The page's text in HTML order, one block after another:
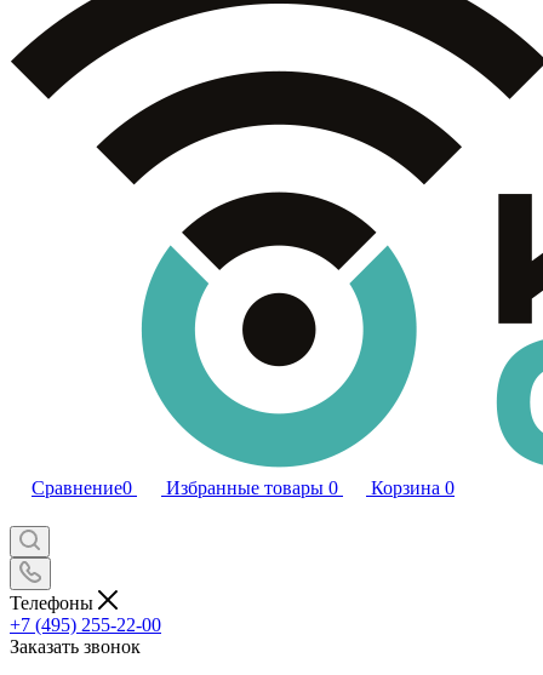
Сравнение0 Избранные товары 0 Корзина 0
Телефоны
+7 (495) 255-22-00
Заказать звонок